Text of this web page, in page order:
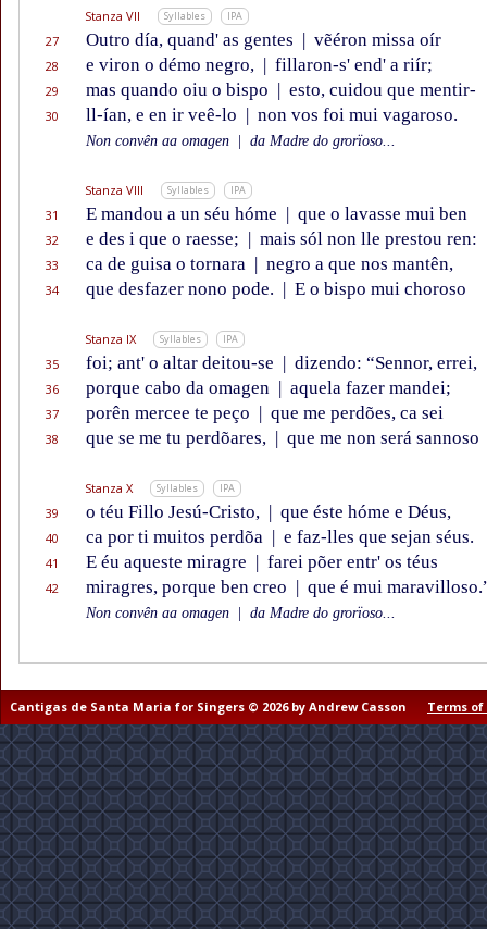
Stanza VII Syllables IPA
27 Outro día, quand' as gentes | vẽéron missa oír
28 e viron o démo negro, | fillaron-s' end' a riír;
29 mas quando oiu o bispo | esto, cuidou que mentir-
30 ll-ían, e en ir veê-lo | non vos foi mui vagaroso.
Non convên aa omagen da Madre do grorïoso...
Stanza VIII Syllables IPA
31 E mandou a un séu hóme | que o lavasse mui ben
32 e des i que o raesse; | mais sól non lle prestou ren:
33 ca de guisa o tornara | negro a que nos mantên,
34 que desfazer nono pode. | E o bispo mui choroso
Stanza IX Syllables IPA
35 foi; ant' o altar deitou-se | dizendo: “Sennor, errei,
36 porque cabo da omagen | aquela fazer mandei;
37 porên mercee te peço | que me perdões, ca sei
38 que se me tu perdõares, | que me non será sannoso
Stanza X Syllables IPA
39 o téu Fillo Jesú-Cristo, | que éste hóme e Déus,
40 ca por ti muitos perdõa | e faz-lles que sejan séus.
41 E éu aqueste miragre | farei põer entr' os téus
42 miragres, porque ben creo | que é mui
Non convên aa omagen da Madre do grorïoso...
Cantigas de Santa Maria for Singers © 2026 by Andrew Casson Terms of